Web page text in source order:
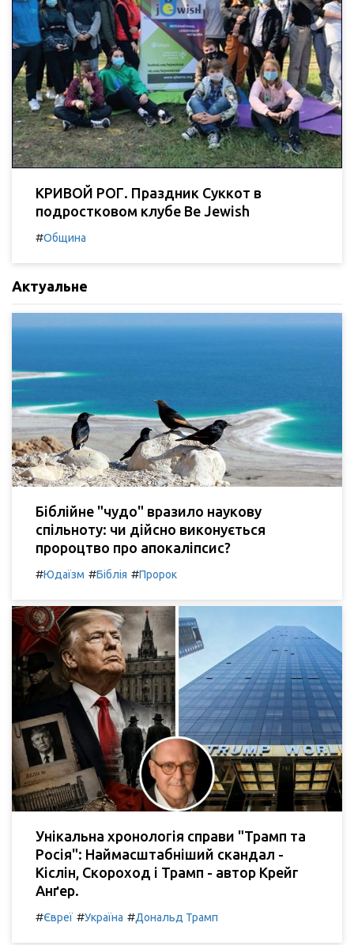
КРИВОЙ РОГ. Праздник Суккот в
подростковом клубе Be Jewish
#Община
Актуальне
Біблійне "чудо" вразило наукову
спільноту: чи дійсно виконується
пророцтво про апокаліпсис?
#Юдаїзм #Біблія #Пророк
Унікальна хронологія справи "Трамп та
Росія": Наймасштабніший скандал -
Кіслін, Скороход і Трамп - автор Крейг
Анґер.
#Євреї #Україна #Дональд Трамп